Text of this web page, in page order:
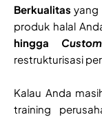
Berkualitas yang
produk halal
hingga
restrukturisasi
Kalau Anda
training